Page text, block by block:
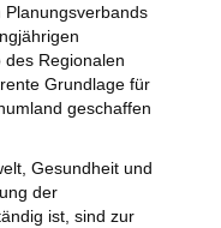
Regionalen
Grundlage für
geschaffen
Gesundheit und
der
ist, sind zur